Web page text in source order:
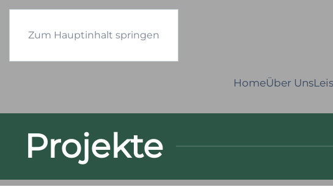
Zum Hauptinhalt springen
HomeÜber Uns
Projekte